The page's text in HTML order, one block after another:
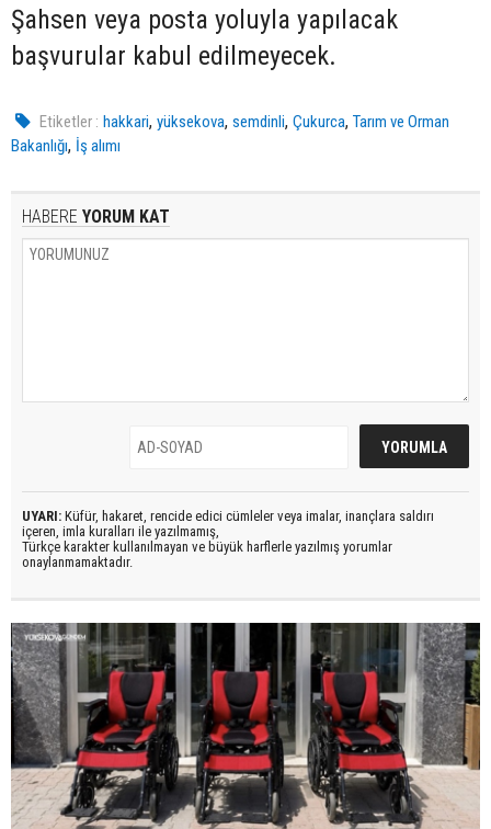
Şahsen veya posta yoluyla yapılacak
başvurular kabul edilmeyecek.
Etiketler : hakkari,yüksekova,semdinli,Çukurca,Tarım ve Orman
Bakanlığı, İş alımı
HABERE YORUM KAT
UYARI: Küfür, hakaret, rencide edici cümleler veya imalar, inançlara saldırı
içeren, imla kuralları ile yazılmamış,
Türkçe karakter kullanılmayan ve büyük harflerle yazılmış yorumlar
onaylanmamaktadır.